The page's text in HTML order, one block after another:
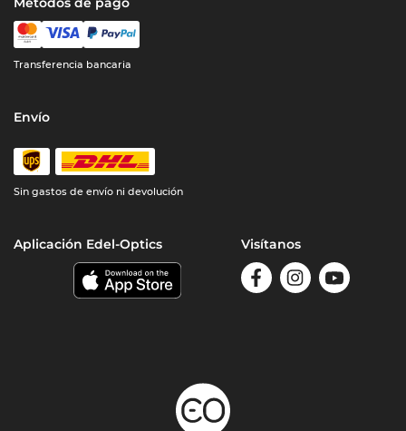
Transferencia bancaria
Envío
Sin gastos de envío ni devolución
Aplicación Edel-Optics Visítanos